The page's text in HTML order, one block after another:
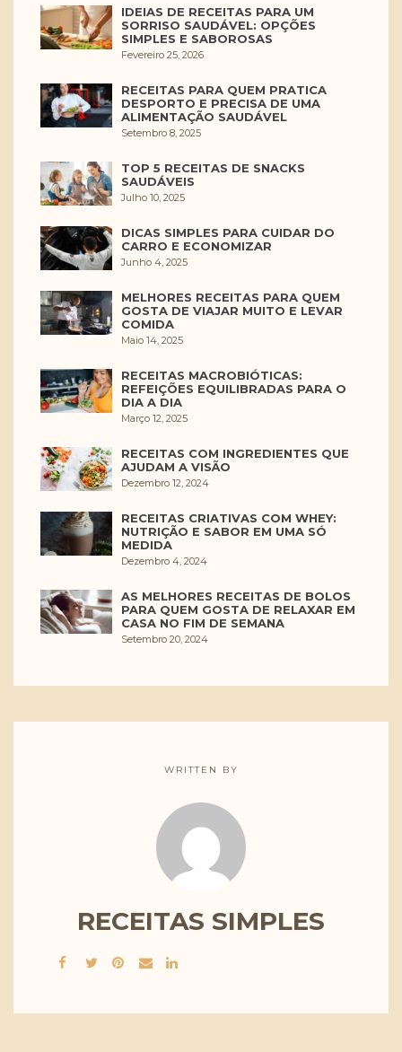
IDEIAS DE RECEITAS PARA UM
SORRISO SAUDÁVEL: OPÇÕES
SIMPLES E SABOROSAS
Fevereiro 25, 2026
RECEITAS PARA QUEM PRATICA
DESPORTO E PRECISA DE UMA
ALIMENTAÇÃO SAUDÁVEL
Setembro 8, 2025
TOP 5 RECEITAS DE SNACKS
SAUDÁVEIS
Julho 10, 2025
DICAS SIMPLES PARA CUIDAR DO
CARRO E ECONOMIZAR
Junho 4, 2025
MELHORES RECEITAS PARA QUEM
GOSTA DE VIAJAR MUITO E LEVAR
COMIDA
Maio 14, 2025
RECEITAS MACROBIÓTICAS:
REFEIÇÕES EQUILIBRADAS PARA O
DIA A DIA
Março 12, 2025
RECEITAS COM INGREDIENTES QUE
AJUDAM A VISÃO
Dezembro 12, 2024
RECEITAS CRIATIVAS COM WHEY:
NUTRIÇÃO E SABOR EM UMA SÓ
MEDIDA
Dezembro 4, 2024
AS MELHORES RECEITAS DE BOLOS
PARA QUEM GOSTA DE RELAXAR EM
CASA NO FIM DE SEMANA
Setembro 20, 2024
WRITTEN BY
RECEITAS SIMPLES